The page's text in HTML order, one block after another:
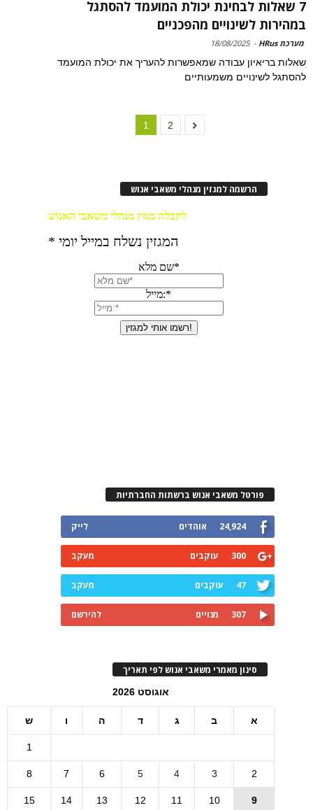
7 שאלות לבחינת יכולת המועמד להסתגל
במהירות לשינויים מהפכניים
מערכת HRus -
18/08/2025
שאלות בריאיון עבודה שמאפשרות להעריך את יכולת המועמד
להסתגל לשינויים משמעותיים
1 2
הרשמה למגזין מנהלי משאבי אנוש
פורטל משאבי אנוש ברשתות החברתיות
24,924 אוהדים לייק
300 עוקבים מעקב
47 עוקבים מעקב
307 מנויים להירשם
סינון מאמרי משאבי אנוש לפי תאריך
אוגוסט 2026
א ב ג ד ה ו ש
1
2
3
4
5
6
7
8
9
10
11
12
13
14
15